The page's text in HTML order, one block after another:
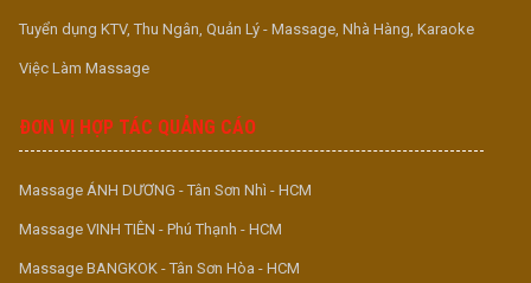
Tuyển dụng KTV, Thu Ngân, Quản Lý - Massage, Nhà Hàng, Karaoke
Việc Làm Massage
ĐƠN VỊ HỢP TÁC QUẢNG CÁO
Massage ÁNH DƯƠNG - Tân Sơn Nhì - HCM
Massage VINH TIÊN - Phú Thạnh - HCM
Massage BANGKOK - Tân Sơn Hòa - HCM